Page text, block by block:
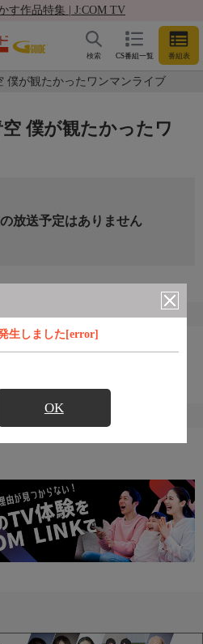
す作品特集 | J:COM TV
CS番組一覧 番組表
検索
僕が観たかったワンマンライブ
生しました[error]
OK
僕が観たかったワ
放送予定はありません
組